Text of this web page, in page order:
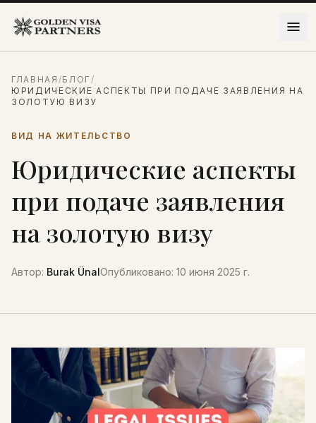
ГЛАВНАЯ /БЛОГ/
ЮРИДИЧЕСКИЕ АСПЕКТЫ ПРИ ПОДАЧЕ ЗАЯВЛЕНИЯ НА
ЗОЛОТУЮ ВИЗУ
ВИД НА ЖИТЕЛЬСТВО
Юридические аспекты
при подаче заявления
на золотую визу
Автор: Burak ÜnalОпубликовано: 10 июня 2025 г.